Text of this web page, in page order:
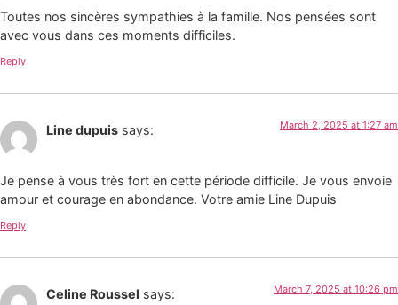
Toutes nos sincères sympathies à la famille. Nos pensées sont
avec vous dans ces moments difficiles.
Reply
Line dupuis says: March 2, 2025 at 1:27 am
Je pense à vous très fort en cette période difficile. Je vous envoie
amour et courage en abondance. Votre amie Line Dupuis
Reply
Celine Roussel says: March 7, 2025 at 10:26 pm